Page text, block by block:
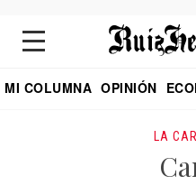
MI COLUMNA OPINIÓN
LA